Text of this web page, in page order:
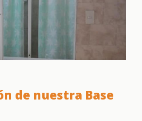
de nuestra Base